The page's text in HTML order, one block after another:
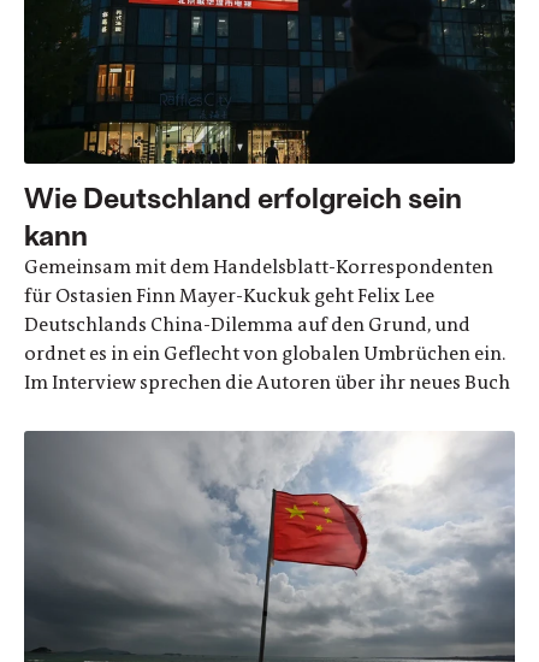
Wie Deutschland erfolgreich sein
kann
Gemeinsam mit dem Handelsblatt-Korrespondenten
für Ostasien Finn Mayer-Kuckuk geht Felix Lee
Deutschlands China-Dilemma auf den Grund, und
ordnet es in ein Geflecht von globalen Umbrüchen ein.
Im Interview sprechen die Autoren über ihr neues Buch